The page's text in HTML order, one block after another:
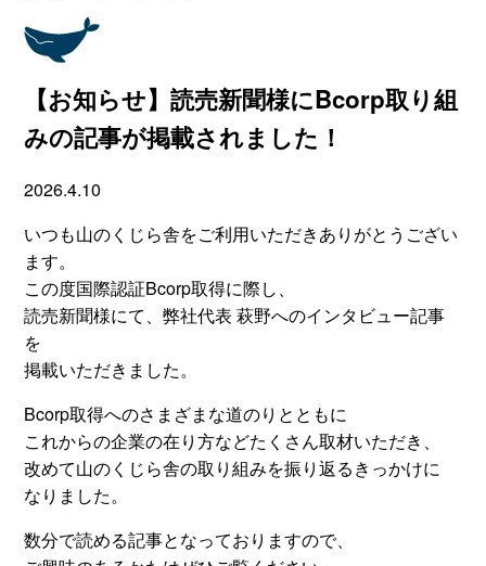
【お知らせ】読売新聞様にBcorp取り組
みの記事が掲載されました！
2026.4.10
いつも山のくじら舎をご利用いただきありがとうござい
ます。
この度国際認証Bcorp取得に際し、
読売新聞様にて、弊社代表 萩野へのインタビュー記事
を
掲載いただきました。
Bcorp取得へのさまざまな道のりとともに
これからの企業の在り方などたくさん取材いただき、
改めて山のくじら舎の取り組みを振り返るきっかけに
なりました。
数分で読める記事となっておりますので、